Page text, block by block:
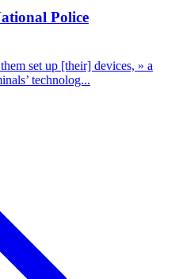
Police
set up [their] devices, » a
technolog...